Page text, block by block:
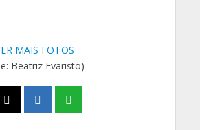
MAIS FOTOS
Beatriz Evaristo)